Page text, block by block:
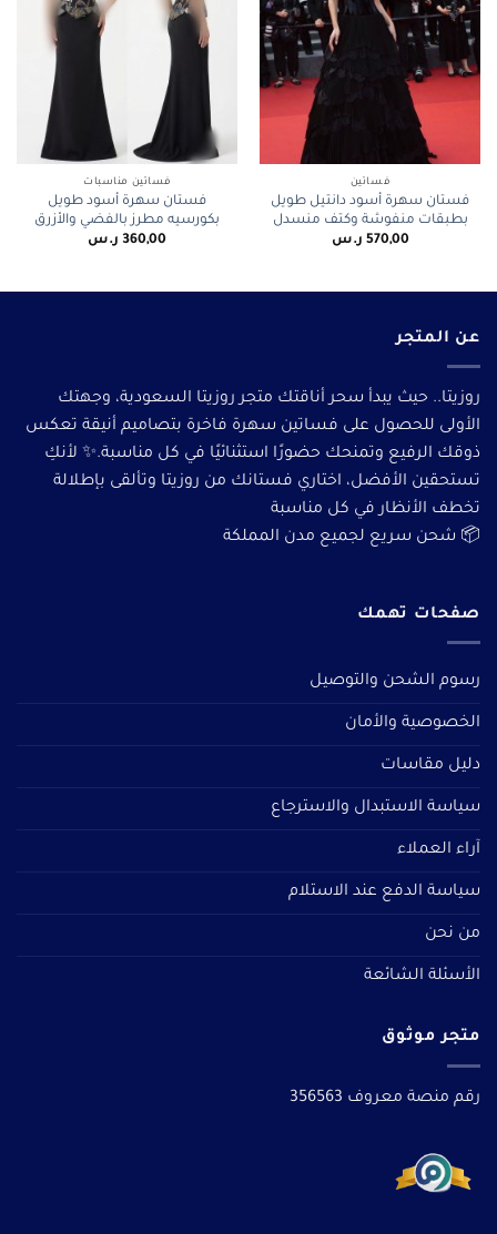
فساتين
فستان سهرة أسود دانتيل طويل
بطبقات منفوشة وكتف منسدل
570,00 ر.س
فساتين مناسبات
فستان سهرة أسود طويل
بكورسيه مطرز بالفضي والأزرق
360,00 ر.س
عن المتجر
روزيتا.. حيث يبدأ سحر أناقتك متجر روزيتا السعودية، وجهتك
الأولى للحصول على فساتين سهرة فاخرة بتصاميم أنيقة تعكس
ذوقك الرفيع وتمنحك حضورًا استثنائيًا في كل مناسبة.✨ لأنكِ
تستحقين الأفضل، اختاري فستانك من روزيتا وتألقى بإطلالة
تخطف الأنظار في كل مناسبة
📦 شحن سريع لجميع مدن المملكة
صفحات تهمك
رسوم الشحن والتوصيل
الخصوصية والأمان
دليل مقاسات
سياسة الاستبدال والاسترجاع
آراء العملاء
سياسة الدفع عند الاستلام
من نحن
الأسئلة الشائعة
متجر موثوق
رقم منصة معروف 356563